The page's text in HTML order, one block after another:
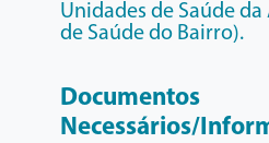
Unidades de Saúde
de Saúde do Bairro).
Documentos
Necessários/